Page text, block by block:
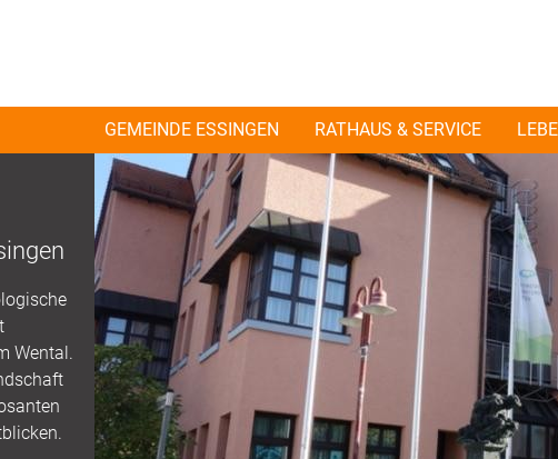
GEMEINDE ESSINGEN RATHAUS & SERVICE
Wental.